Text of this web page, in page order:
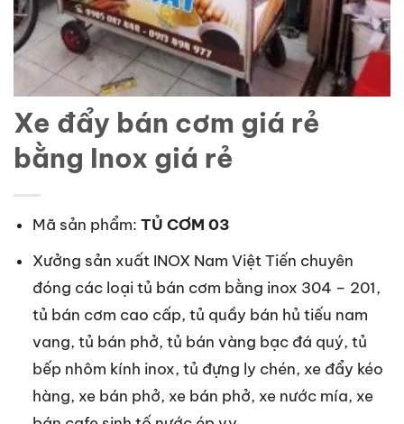
Xe đẩy bán cơm giá rẻ
bằng Inox giá rẻ
Mã sản phẩm: TỦ CƠM 03
Xưởng sản xuất INOX Nam Việt Tiến chuyên
đóng các loại tủ bán cơm bằng inox 304 – 201,
tủ bán cơm cao cấp, tủ quầy bán hủ tiếu nam
vang, tủ bán phở, tủ bán vàng bạc đá quý, tủ
bếp nhôm kính inox, tủ đựng ly chén, xe đẩy kéo
hàng, xe bán phở, xe bán phở, xe nước mía, xe